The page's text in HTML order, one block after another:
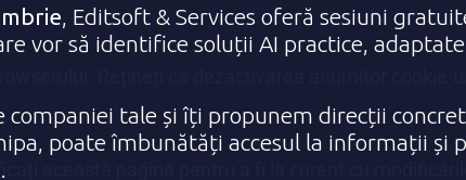
Rețineți că dezactivarea anumitor
această pagină pentru a fi la curent cu
, Editsoft & Services oferă sesiuni
vor să identifice soluții AI practice, adaptate
companiei tale și îți propunem direcții
poate îmbunătăți accesul la informații și